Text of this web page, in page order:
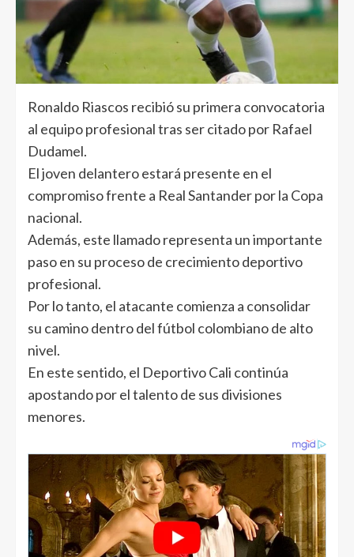
Ronaldo Riascos recibió su primera convocatoria
al equipo profesional tras ser citado por Rafael
Dudamel.
El joven delantero estará presente en el
compromiso frente a Real Santander por la Copa
nacional.
Además, este llamado representa un importante
paso en su proceso de crecimiento deportivo
profesional.
Por lo tanto, el atacante comienza a consolidar
su camino dentro del fútbol colombiano de alto
nivel.
En este sentido, el Deportivo Cali continúa
apostando por el talento de sus divisiones
menores.